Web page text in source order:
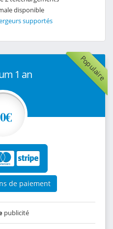
disponible
supportés
Populaire
1 an
de paiement
publicité